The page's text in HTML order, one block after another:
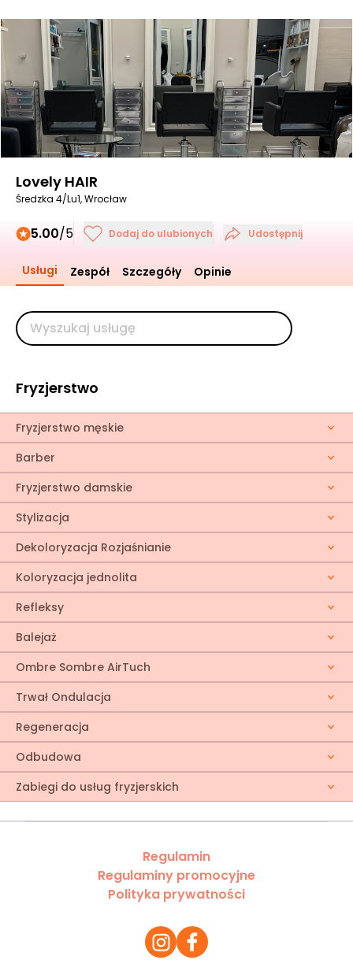
Lovely HAIR
Średzka 4/Lu1, Wrocław
5.00/5 Dodaj do ulubionych Udostępnij
Usługi Zespół Szczegóły Opinie
Fryzjerstwo
Fryzjerstwo męskie
Barber
Fryzjerstwo damskie
Stylizacja
Dekoloryzacja Rozjaśnianie
Koloryzacja jednolita
Refleksy
Balejaż
Ombre Sombre AirTuch
Trwał Ondulacja
Regeneracja
Odbudowa
Zabiegi do usług fryzjerskich
Regulamin
Regulaminy promocyjne
Polityka prywatności